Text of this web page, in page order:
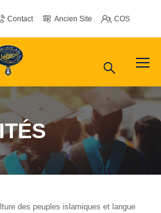
Contact Ancien Site COS
des peuples islamiques et langue